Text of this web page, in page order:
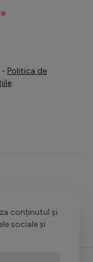
conținutul și
sociale și
- Politica de
.